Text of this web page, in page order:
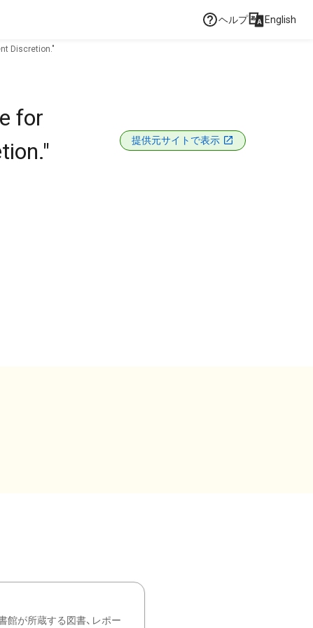
ヘルプ English
Discretion."
for
提供元サイトで表示
館が所蔵する図書、レポー